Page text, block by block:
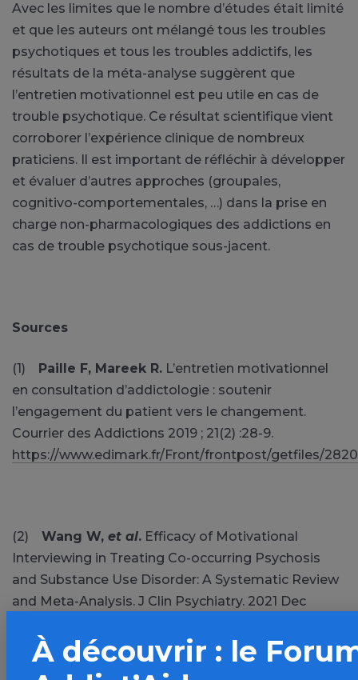
Avec les limites que le nombre d’études était limité
et que les auteurs ont mélangé tous les troubles
psychotiques et tous les troubles addictifs, les
résultats de la méta-analyse suggèrent que
l’entretien motivationnel est peu utile en cas de
trouble psychotique. Ce résultat scientifique vient
corroborer l’expérience clinique de nombreux
praticiens. Il est important de réfléchir à développer
et évaluer d’autres approches (groupales,
cognitivo-comportementales, …) dans la prise en
charge non-pharmacologiques des addictions en
cas de trouble psychotique sous-jacent.
Sources
(1) Paille F, Mareek R. L’entretien motivationnel
en consultation d’addictologie : soutenir
l’engagement du patient vers le changement.
Courrier des Addictions 2019 ; 21(2) :28-9.
https://www.edimark.fr/Front/frontpost/getfiles/
(2) Wang W, et al. Efficacy of Motivational
Interviewing in Treating Co-occurring Psychosis
and Substance Use Disorder: A Systematic Review
and Meta-Analysis. J Clin Psychiatry. 2021 Dec
https://www.psychiatrist.com/jcp/psychotherapy/
À découvrir : le